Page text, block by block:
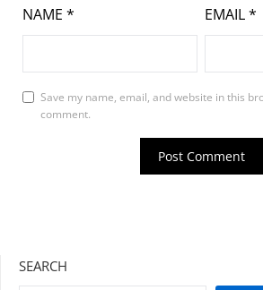
NAME * EMAIL*
Save my name, email, and website in this
comment.
SEARCH